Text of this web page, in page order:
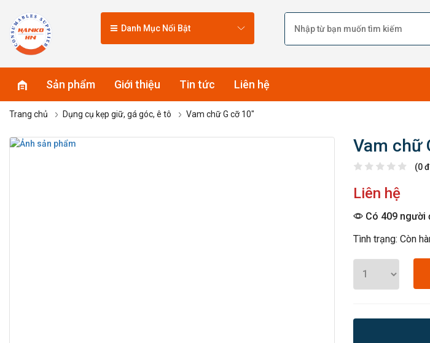
Danh Mục Nổi Bật
Sản phẩm Giới thiệu Tin tức Liên hệ
Trang chủ Dụng cụ kẹp giữ, gá góc, ê tô Vam chữ G cỡ 10″
Vam chữ
(0
Liên hệ
Có 409 người
Tình trạng: Còn